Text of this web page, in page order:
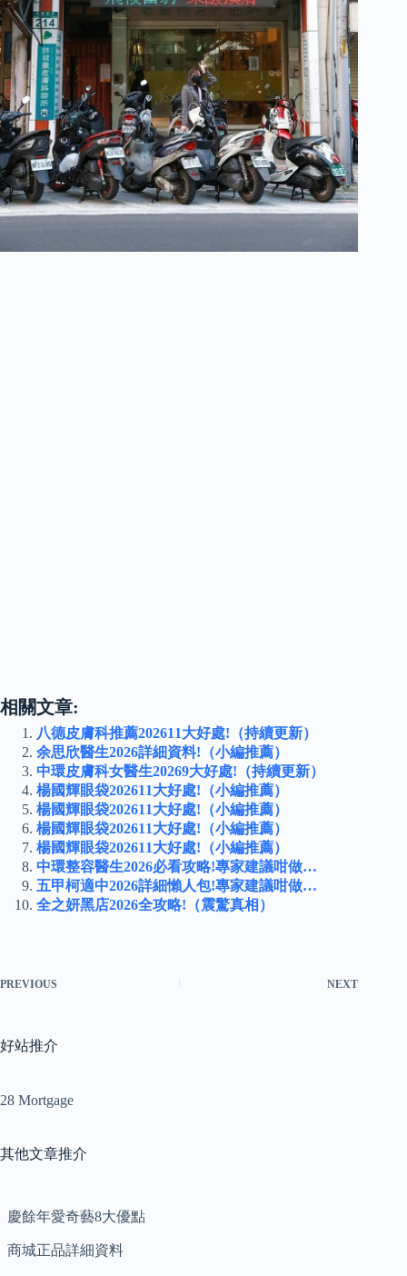
相關文章:
八德皮膚科推薦202611大好處!（持續更新）
余思欣醫生2026詳細資料!（小編推薦）
中環皮膚科女醫生20269大好處!（持續更新）
楊國輝眼袋202611大好處!（小編推薦）
楊國輝眼袋202611大好處!（小編推薦）
楊國輝眼袋202611大好處!（小編推薦）
楊國輝眼袋202611大好處!（小編推薦）
中環整容醫生2026必看攻略!專家建議咁做…
五甲柯適中2026詳細懶人包!專家建議咁做…
全之妍黑店2026全攻略!（震驚真相）
PREVIOUS NEXT
好站推介
28 Mortgage
其他文章推介
慶餘年愛奇藝8大優點
商城正品詳細資料